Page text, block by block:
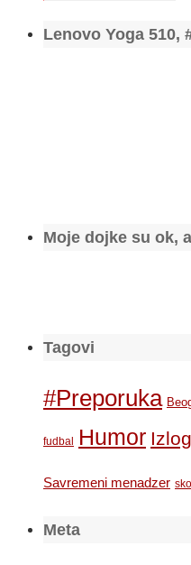
Lenovo Yoga 510,
Moje dojke su ok,
Tagovi
#Preporuka
fudbal Humor Izlog
Savremeni menadzer
Meta